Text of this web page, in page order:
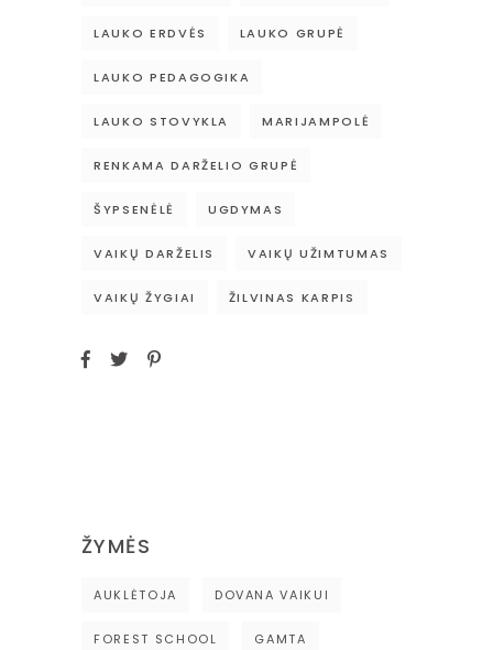
LAUKO ERDVĖS LAUKO GRUPĖ
LAUKO PEDAGOGIKA
LAUKO STOVYKLA MARIJAMPOLĖ
RENKAMA DARŽELIO GRUPĖ
ŠYPSENĖLĖ UGDYMAS
VAIKŲ DARŽELIS VAIKŲ UŽIMTUMAS
VAIKŲ ŽYGIAI ŽILVINAS KARPIS
ŽYMĖS
AUKLĖTOJA DOVANA VAIKUI
FOREST SCHOOL GAMTA